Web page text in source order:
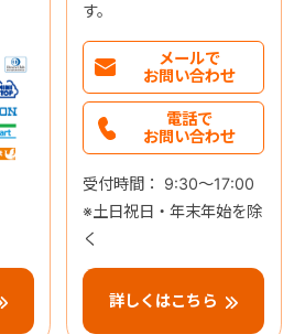
す。
メールで
お問い合わせ
電話で
お問い合わせ
受付時間： 9:30～17:00
※土日祝日・年末年始を除
く
詳しくはこちら